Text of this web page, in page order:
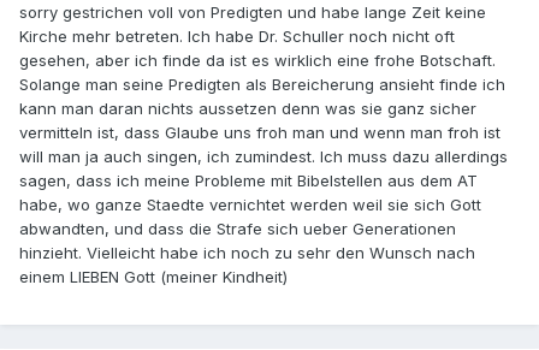
sorry gestrichen voll von Predigten und habe lange Zeit keine
Kirche mehr betreten. Ich habe Dr. Schuller noch nicht oft
gesehen, aber ich finde da ist es wirklich eine frohe Botschaft.
Solange man seine Predigten als Bereicherung ansieht finde ich
kann man daran nichts aussetzen denn was sie ganz sicher
vermitteln ist, dass Glaube uns froh man und wenn man froh ist
will man ja auch singen, ich zumindest. Ich muss dazu allerdings
sagen, dass ich meine Probleme mit Bibelstellen aus dem AT
habe, wo ganze Staedte vernichtet werden weil sie sich Gott
abwandten, und dass die Strafe sich ueber Generationen
hinzieht. Vielleicht habe ich noch zu sehr den Wunsch nach
einem LIEBEN Gott (meiner Kindheit)